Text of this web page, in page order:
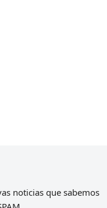
noticias que sabemos